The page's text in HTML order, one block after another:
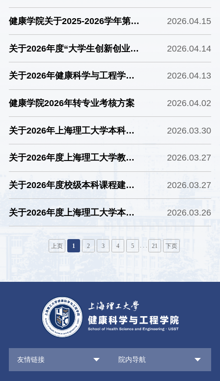
批创新创业大作业学分认定的公示
健康学院关于2025-2026学年第二
学期第一批创新创业大作业学分认
定的通知
2026.04.15
关于2026年度“大学生创新创业训
练计划”项目结题情况的公示
2026.04.14
关于2026年健康科学与工程学院
本科生转专业结果公示
2026.04.13
健康学院2026年转专业考核方案 2026.04.02
关于2026年上海理工大学本科课
程思政示范课程申报的公示
2026.03.30
关于2026年度上海理工大学教学
研究与改革项目申报的公示
2026.03.27
关于2026年度校级本科课程建设
项目申报的公示
2026.03.27
关于2026年度上海理工大学本科
教材建设项目申报的公示
2026.03.26
上页 1 2 3 4 5 . . . 21 下页
友情链接 院内导航